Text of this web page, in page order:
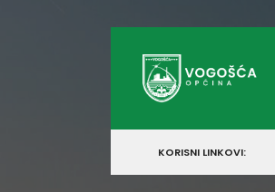
content
KORISNI LINKOVI: